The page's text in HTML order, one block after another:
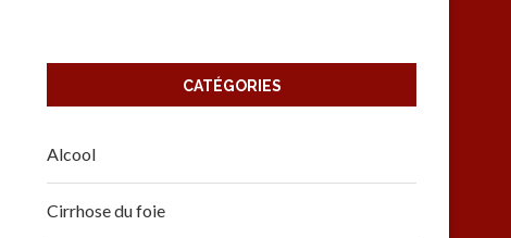
CATÉGORIES
Alcool
Cirrhose du foie